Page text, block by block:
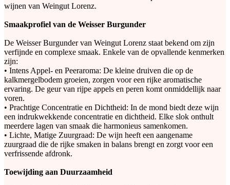
wijnen van Weingut Lorenz.
Smaakprofiel van de Weisser Burgunder
De Weisser Burgunder van Weingut Lorenz staat bekend om zijn
verfijnde en complexe smaak. Enkele van de opvallende kenmerken
zijn:
• Intens Appel- en Peeraroma: De kleine druiven die op de
kalkmergelbodem groeien, zorgen voor een rijke aromatische
ervaring. De geur van rijpe appels en peren komt onmiddellijk naar
voren.
• Prachtige Concentratie en Dichtheid: In de mond biedt deze wijn
een indrukwekkende concentratie en dichtheid. Elke slok onthult
meerdere lagen van smaak die harmonieus samenkomen.
• Lichte, Matige Zuurgraad: De wijn heeft een aangename
zuurgraad die de rijke smaken in balans brengt en zorgt voor een
verfrissende afdronk.
Toewijding aan Duurzaamheid